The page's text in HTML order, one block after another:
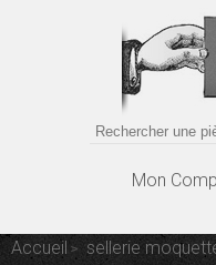
Mon
Accueil
sellerie